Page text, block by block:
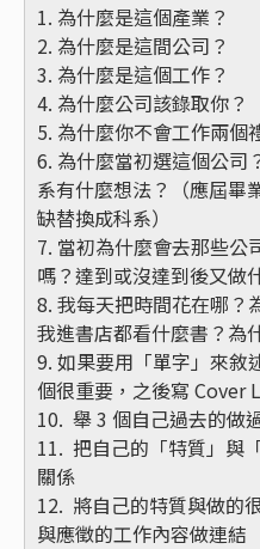
1. 為什麼是這個產業？
2. 為什麼是這間公司？
3. 為什麼是這個工作？
4. 為什麼公司該錄取你？
5. 為什麼你不會工作兩個
6. 為什麼當初選這個公司
系有什麼想法？（應屆畢
缺替換成科系）
7. 當初為什麼會去那些公
嗎？達到或沒達到後又做
8. 我每天把時間花在哪？
我進書店都看什麼書？為
9. 如果要用「單字」來敘
個很重要，之後寫 Cover
10. 舉 3 個自己過去的做
11. 把自己的「特質」與
關係
12. 將自己的特質與做的
與應徵的工作內容做連結